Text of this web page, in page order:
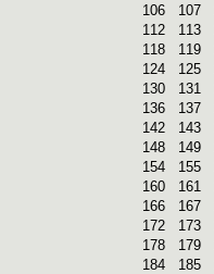
106
107
112
113
118
119
124
125
130
131
136
137
142
143
148
149
154
155
160
161
166
167
172
173
178
179
184
185